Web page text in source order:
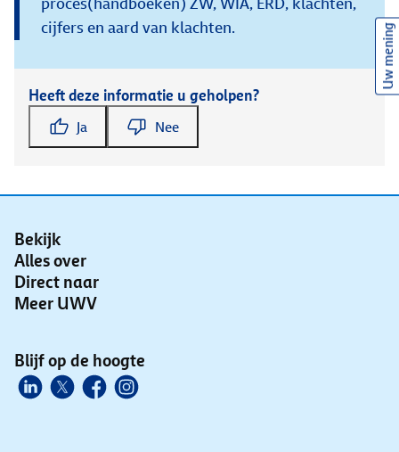
cijfers en aard van klachten.
Heeft deze informatie u geholpen?
Ja Nee
Bekijk
Alles over
Direct naar
Meer UWV
Blijf op de hoogte
Uw mening